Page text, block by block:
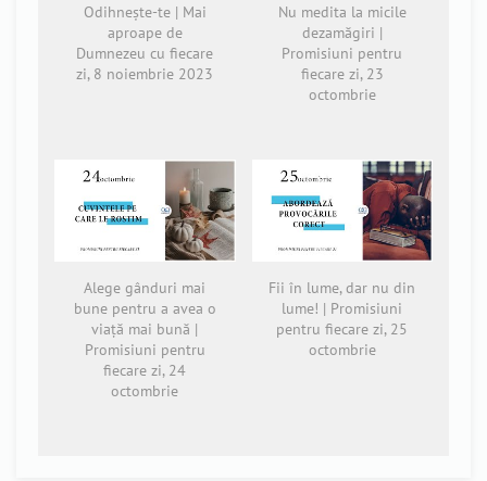
Odihnește-te | Mai
aproape de
Dumnezeu cu fiecare
zi, 8 noiembrie 2023
Nu medita la micile
dezamăgiri |
Promisiuni pentru
fiecare zi, 23
octombrie
Alege gânduri mai
bune pentru a avea o
viață mai bună |
Promisiuni pentru
fiecare zi, 24
octombrie
Fii în lume, dar nu din
lume! | Promisiuni
pentru fiecare zi, 25
octombrie